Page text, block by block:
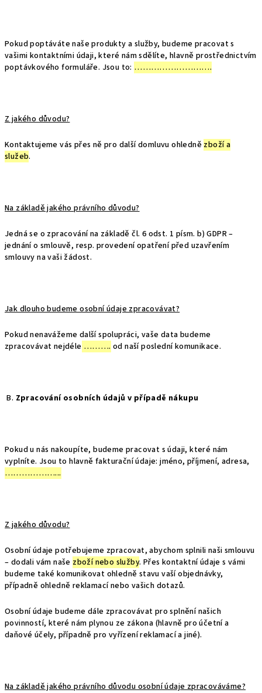
Pokud poptáváte naše produkty a služby, budeme pracovat s
vašimi kontaktními údaji, které nám sdělíte, hlavně prostřednictvím
poptávkového formuláře. Jsou to: ……………………….
Z jakého důvodu?
Kontaktujeme vás přes ně pro další domluvu ohledně zboží a
služeb.
Na základě jakého právního důvodu?
Jedná se o zpracování na základě čl. 6 odst. 1 písm. b) GDPR –
jednání o smlouvě, resp. provedení opatření před uzavřením
smlouvy na vaši žádost.
Jak dlouho budeme osobní údaje zpracovávat?
Pokud nenavážeme další spolupráci, vaše data budeme
zpracovávat nejdéle ………. od naší poslední komunikace.
B. Zpracování osobních údajů v případě nákupu
Pokud u nás nakoupíte, budeme pracovat s údaji, které nám
vyplníte. Jsou to hlavně fakturační údaje: jméno, příjmení, adresa,
………………...
Z jakého důvodu?
Osobní údaje potřebujeme zpracovat, abychom splnili naši smlouvu
– dodali vám naše zboží nebo služby. Přes kontaktní údaje s vámi
budeme také komunikovat ohledně stavu vaší objednávky,
případně ohledně reklamací nebo vašich dotazů.
Osobní údaje budeme dále zpracovávat pro splnění našich
povinností, které nám plynou ze zákona (hlavně pro účetní a
daňové účely, případně pro vyřízení reklamací a jiné).
Na základě jakého právního důvodu osobní údaje zpracováváme?